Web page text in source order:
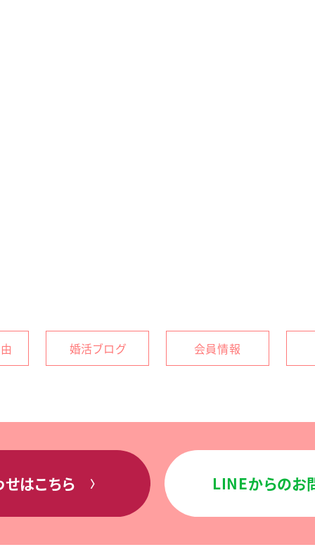
婚活ブログ 会員情報
せはこちら 〉 LINEからの